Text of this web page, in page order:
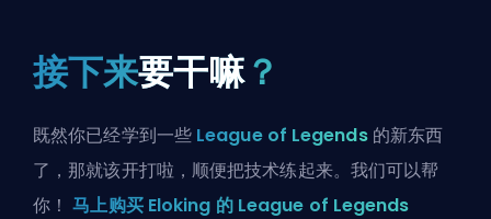
接下来要干嘛？
既然你已经学到一些 League of Legends的新东西
了，那就该开打啦，顺便把技术练起来。我们可以帮
你！马上购买 Eloking 的 League of Legends